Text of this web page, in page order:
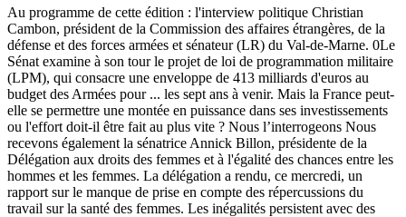
Au programme de cette édition : l'interview politique Christian
Cambon, président de la Commission des affaires étrangères, de la
défense et des forces armées et sénateur (LR) du Val-de-Marne. 0Le
Sénat examine à son tour le projet de loi de programmation militaire
(LPM), qui consacre une enveloppe de 413 milliards d'euros au
budget des Armées pour ... les sept ans à venir. Mais la France peut-
elle se permettre une montée en puissance dans ses investissements
ou l'effort doit-il être fait au plus vite ? Nous l’interrogeons Nous
recevons également la sénatrice Annick Billon, présidente de la
Délégation aux droits des femmes et à l'égalité des chances entre les
hommes et les femmes. La délégation a rendu, ce mercredi, un
rapport sur le manque de prise en compte des répercussions du
travail sur la santé des femmes. Les inégalités persistent avec des